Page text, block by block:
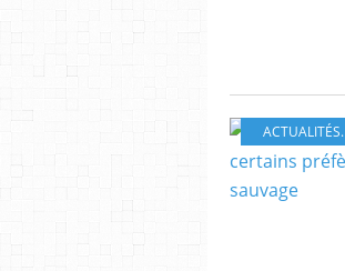
ACTUALITÉS.